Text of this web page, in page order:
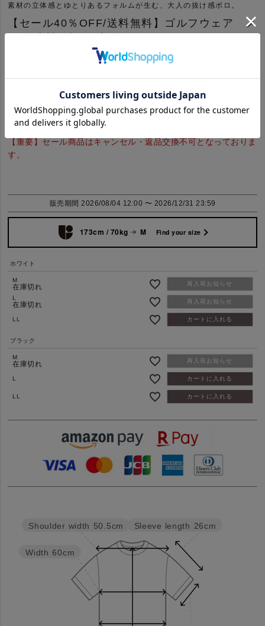
素材の立体感とゆとりあるフォルムが生む、大人の抜け感ポロ。
【セール40％OFF/送料無料】ゴルフウェア メ
送料込
【重要】セール商品はキャンセル・返品交換不可となっておりま
す。
販売期間 2026/08/04 12:00 〜 2026/12/31 23:59
173cm / 70kg M Find your size
ホワイト
M
在庫切れ 再入荷お知らせ
L
在庫切れ 再入荷お知らせ
LL カートに入れる
ブラック
M
在庫切れ 再入荷お知らせ
L カートに入れる
LL カートに入れる
Sleeve length 26cm
Width 60cm
Shoulder width 50.5cm